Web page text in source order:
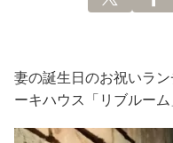
妻の誕生日のお祝いラ
ーキハウス「リブルーム